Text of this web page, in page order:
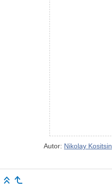
Autor: Nikolay Kositsin